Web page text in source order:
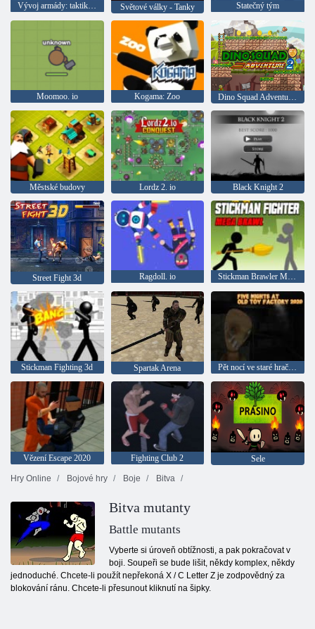
Vývoj armády: taktika a fúze Světové války - Tanky Statečný tým
Moomoo. io Kogama: Zoo Dino Squad Adventure 2
Městské budovy Lordz 2. io Black Knight 2
Street Fight 3d Ragdoll. io Stickman Brawler Mega Fight
Stickman Fighting 3d Spartak Arena Pět nocí ve staré hračce 2020
Vězení Escape 2020 Fighting Club 2
Sele
Hry Online
Bojové hry Boje Bitva
Bitva mutanty
Battle mutants
Vyberte si úroveň obtížnosti, a pak pokračovat v
boji. Soupeři se bude lišit, někdy komplex, někdy
jednoduché. Chcete-li použít nepřekoná X / C Letter Z je zodpovědný za
blokování ránu. Chcete-li přesunout kliknutí na šipky.